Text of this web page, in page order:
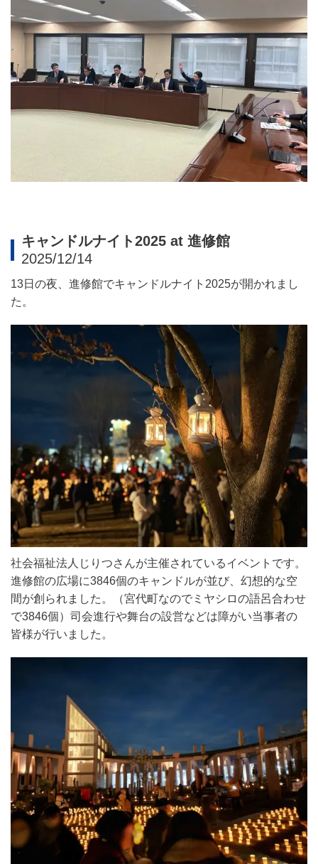
キャンドルナイト2025 at 進修館
2025/12/14
13日の夜、進修館でキャンドルナイト 2025が開かれまし
た。
社会福祉法人じりつさんが主催されているイベントです。
進修館の広場に3846個のキャンドルが並び、幻想的な空
間が創られました。（宮代町なのでミヤシロの語呂合わせ
で3846個）司会進行や舞台の設営などは障がい当事者の
皆様が行いました。